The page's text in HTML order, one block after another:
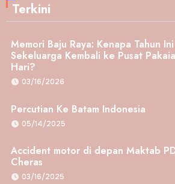
Terkini
Memori Baju Raya: Kenapa Tahun
Sekeluarga Kembali ke Pusat
Hari?
03/16/2026
Percutian Ke Batam Indonesia
05/14/2025
Accident motor di depan Maktab
Cheras
03/16/2025